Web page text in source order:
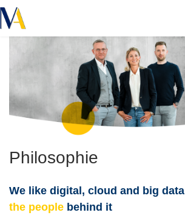
Philosophie
We like digital, cloud and big data
the people behind it